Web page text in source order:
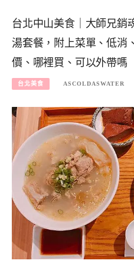
台北中山美食｜大師兄銷
湯套餐，附上菜單、低消
價、哪裡買、可以外帶嗎
台北美食 ASCOLDASWATER